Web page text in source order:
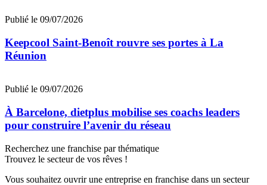
Publié le 09/07/2026
Keepcool Saint-Benoît rouvre ses portes à La
Réunion
Publié le 09/07/2026
À Barcelone, dietplus mobilise ses coachs leaders
pour construire l’avenir du réseau
Recherchez une franchise par thématique
Trouvez le secteur de vos rêves !
Vous souhaitez ouvrir une entreprise en franchise dans un secteur